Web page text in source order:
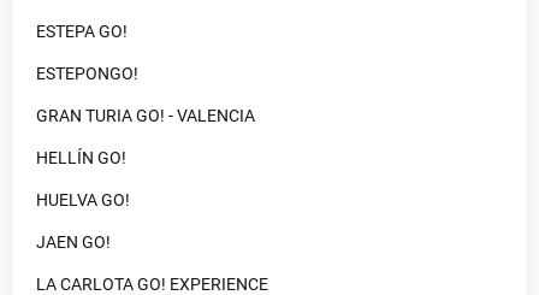
ESTEPA GO!
ESTEPONGO!
GRAN TURIA GO! - VALENCIA
HELLÍN GO!
HUELVA GO!
JAEN GO!
LA CARLOTA GO! EXPERIENCE